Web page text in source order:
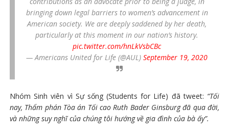
bringing down legal barriers to women’s advancement in
American society. We are deeply saddened by her death,
particularly at this moment in our nation’s history.
pic.twitter.com/hnLkVsbCBc
— Americans United for Life (@AUL)September 19, 2020
Nhóm Sinh viên vì Sự sống (Students for Life) đã tweet: “Tối
nay, Thẩm phán Tòa án Tối cao Ruth Bader Ginsburg đã qua đời,
và những suy nghĩ của chúng tôi hướng về gia đình của bà ấy”.